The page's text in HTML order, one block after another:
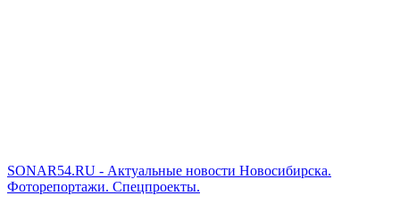
SONAR54.RU - Актуальные новости Новосибирска.
Фоторепортажи. Спецпроекты.